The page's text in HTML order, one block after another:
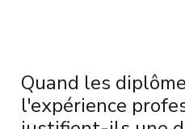
Quand les
l'expérience